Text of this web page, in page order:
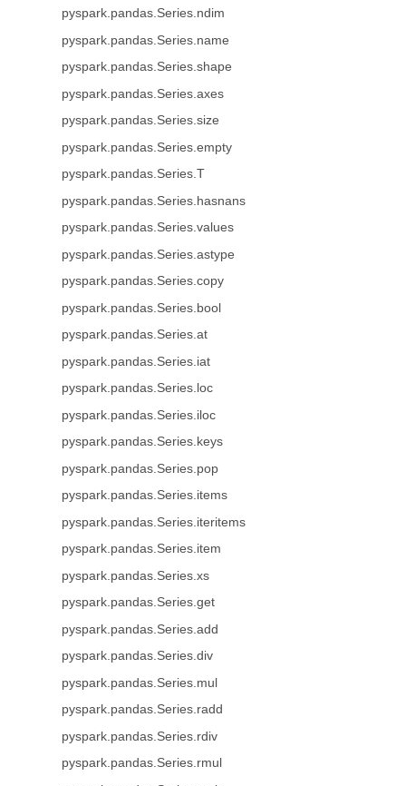
pyspark.pandas.Series.ndim
pyspark.pandas.Series.name
pyspark.pandas.Series.shape
pyspark.pandas.Series.axes
pyspark.pandas.Series.size
pyspark.pandas.Series.empty
pyspark.pandas.Series.T
pyspark.pandas.Series.hasnans
pyspark.pandas.Series.values
pyspark.pandas.Series.astype
pyspark.pandas.Series.copy
pyspark.pandas.Series.bool
pyspark.pandas.Series.at
pyspark.pandas.Series.iat
pyspark.pandas.Series.loc
pyspark.pandas.Series.iloc
pyspark.pandas.Series.keys
pyspark.pandas.Series.pop
pyspark.pandas.Series.items
pyspark.pandas.Series.iteritems
pyspark.pandas.Series.item
pyspark.pandas.Series.xs
pyspark.pandas.Series.get
pyspark.pandas.Series.add
pyspark.pandas.Series.div
pyspark.pandas.Series.mul
pyspark.pandas.Series.radd
pyspark.pandas.Series.rdiv
pyspark.pandas.Series.rmul